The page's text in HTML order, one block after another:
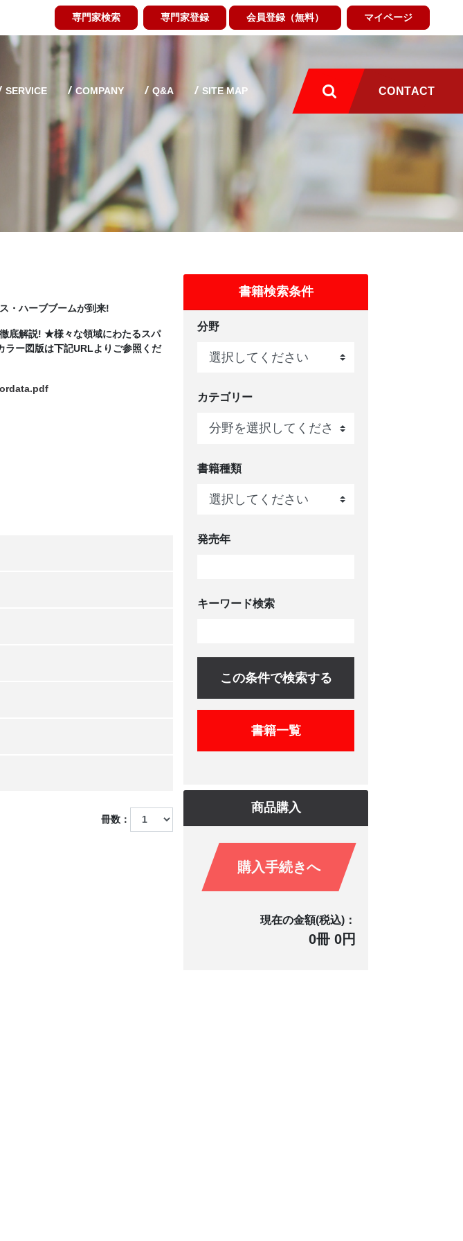
専門家検索 専門家登録 会員登録（無料） マイページ
SERVICE COMPANY Q&A SITE MAP CONTACT
・ハーブブームが到来!
底解説! ★様々な領域にわたるスパ
ラー図版は下記URLよりご参照くだ
冊数：
書籍検索条件
分野
カテゴリー
書籍種類
発売年
キーワード検索
この条件で検索する
書籍一覧
商品購入
購入手続きへ
現在の金額(税込)：
0冊 0円